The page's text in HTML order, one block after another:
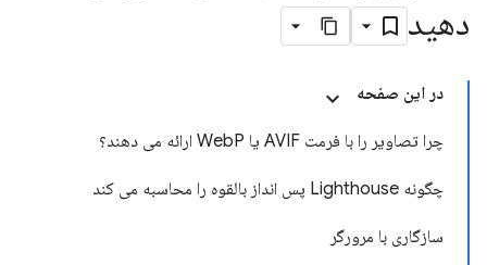
دهید
در این صفحه
چرا تصاویر را با فرمت AVIF یا WebP ارائه می دهند؟
چگونه Lighthouse پس انداز بالقوه را محاسبه می کند
سازگاری با مرورگر